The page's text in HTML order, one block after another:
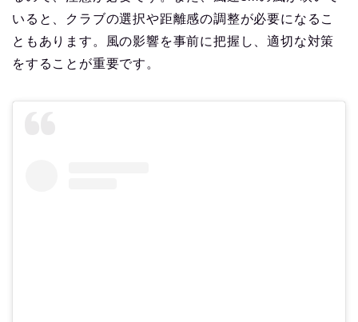
いると、クラブの選択や距離感の調整が必要になるこ
ともあります。風の影響を事前に把握し、適切な対策
をすることが重要です。